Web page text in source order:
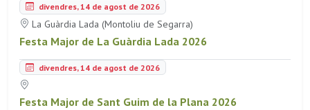
divendres, 14 de agost de 2026
La Guàrdia Lada (Montoliu de Segarra)
Festa Major de La Guàrdia Lada 2026
divendres, 14 de agost de 2026
Festa Major de Sant Guim de la Plana 2026